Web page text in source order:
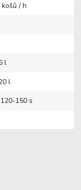
/ h
l
l
150 s